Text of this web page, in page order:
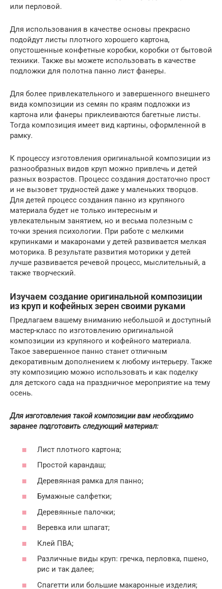
или перловой.
Для использования в качестве основы прекрасно
подойдут листы плотного хорошего картона,
опустошенные конфетные коробки, коробки от бытовой
техники. Также вы можете использовать в качестве
подложки для полотна панно лист фанеры.
Для более привлекательного и завершенного внешнего
вида композиции из семян по краям подложки из
картона или фанеры приклеиваются багетные листы.
Тогда композиция имеет вид картины, оформленной в
рамку.
К процессу изготовления оригинальной композиции из
разнообразных видов круп можно привлечь и детей
разных возрастов. Процесс создания достаточно прост
и не вызовет трудностей даже у маленьких творцов.
Для детей процесс создания панно из крупяного
материала будет не только интересным и
увлекательным занятием, но и весьма полезным с
точки зрения психологии. При работе с мелкими
крупинками и макаронами у детей развивается мелкая
моторика. В результате развития моторики у детей
лучше развивается речевой процесс, мыслительный, а
также творческий.
Изучаем создание оригинальной композиции
из круп и кофейных зерен своими руками
Предлагаем вашему вниманию небольшой и доступный
мастер-класс по изготовлению оригинальной
композиции из крупяного и кофейного материала.
Такое завершенное панно станет отличным
декоративным дополнением к любому интерьеру. Также
эту композицию можно использовать и как поделку
для детского сада на праздничное мероприятие на тему
осень.
Для изготовления такой композиции вам необходимо
заранее подготовить следующий материал:
Лист плотного картона;
Простой карандаш;
Деревянная рамка для панно;
Бумажные салфетки;
Деревянные палочки;
Веревка или шпагат;
Клей ПВА;
Различные виды круп: гречка, перловка, пшено,
рис и так далее;
Спагетти или большие макаронные изделия;